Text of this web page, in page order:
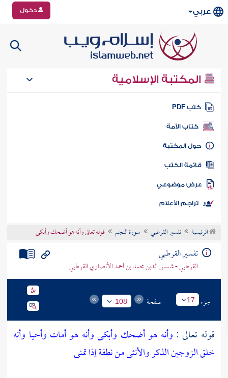
عربي دخول
المكتبة الإسلامية
كتب PDF
كتاب الأمة
المكتبة
الكتب
موضوعي
تراجم الأعلام
الرئيسية تفسير القرطبي سورة النجم قوله تعالى وأنه هو أضحك وأبكى
تفسير القرطبي
القرطبي - شمس الدين محمد بن أحمد الأنصاري القرطبي
جزء 17 صفحة 108
قوله تعالى : وأنه هو أضحك وأبكى وأنه هو أمات وأحيا وأنه
خلق الزوجين الذكر والأنثى من نطفة إذا تمنى